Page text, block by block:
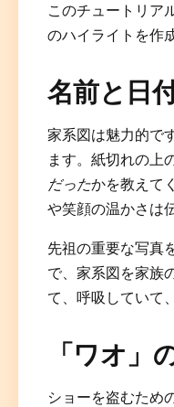
このチュートリア
のハイライトを作
名前と日
家系図は魅力的で
ます。紙切れの上
だったかを教えて
や笑顔の温かさは
先祖の重要な写真
で、家系図を家
て、呼吸していて
「ワオ」
ショーを盗むため